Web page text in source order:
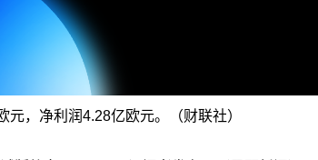
，净利润4.28亿欧元。（财联社）